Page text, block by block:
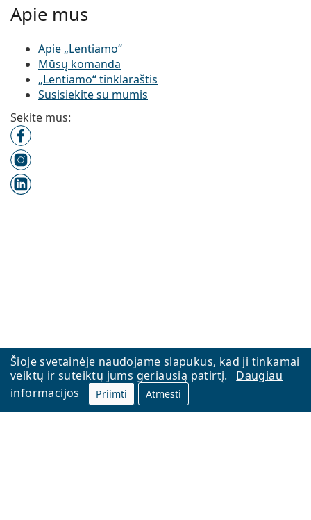
Šioje svetainėje naudojame slapukus, kad ji tinkamai
veiktų ir suteiktų jums geriausią patirtį.
Daugiau
informacijos
Priimti Atmesti
Apie mus
Apie „Lentiamo“
Mūsų komanda
„Lentiamo“ tinklaraštis
Susisiekite su mumis
Sekite mus:
Facebook
Instagram
LinkedIn